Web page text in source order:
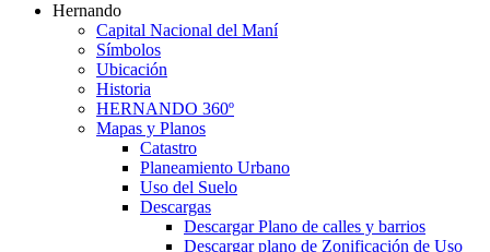
Hernando
Capital Nacional del Maní
Símbolos
Ubicación
Historia
HERNANDO 360º
Mapas y Planos
Catastro
Planeamiento Urbano
Uso del Suelo
Descargas
Descargar Plano de calles y barrios
Descargar plano de Zonificación de Uso